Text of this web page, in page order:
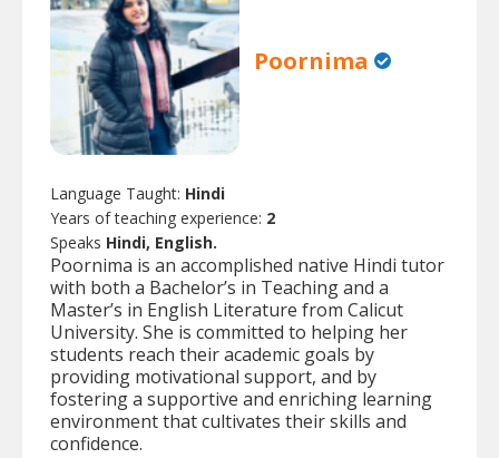
Poornima
Language Taught: Hindi
Years of teaching experience: 2
Speaks Hindi, English.
Poornima is an accomplished native Hindi tutor
with both a Bachelor’s in Teaching and a
Master’s in English Literature from Calicut
University. She is committed to helping her
students reach their academic goals by
providing motivational support, and by
fostering a supportive and enriching learning
environment that cultivates their skills and
confidence.